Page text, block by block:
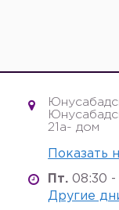
21а- дом
Показать
Пт. 08:30 -
Другие